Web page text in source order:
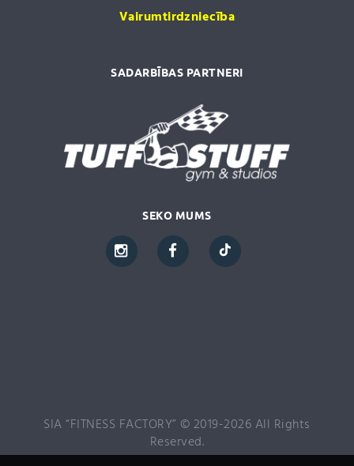
Vairumtirdzniecība
SADARBĪBAS PARTNERI
SEKO MUMS
SIA “FITNESS FACTORY” © 2019-2026 All Rights
Reserved.